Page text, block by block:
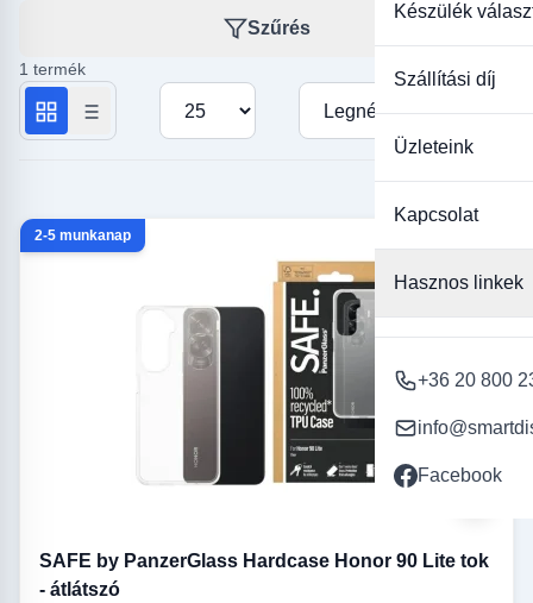
Készülék
Szállítási díj
Üzleteink
Kapcsolat
Hasznos linkek
+36 20 800
Facebook
Szűrés
1 termék
Termékek száma oldalanként
Rendezés
-39%
2-5 munkanap
SAFE by PanzerGlass Hardcase Honor 90 Lite tok
- átlátszó